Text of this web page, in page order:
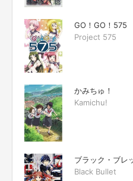
GO！GO！575
Project 575
かみちゅ！
Kamichu!
ブラック・ブレ
Black Bullet